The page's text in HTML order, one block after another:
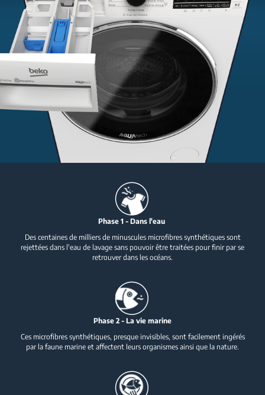
Phase 1 - Dans l'eau
Des centaines de milliers de minuscules microfibres synthétiques sont
rejettées dans l'eau de lavage sans pouvoir être traitées pour finir par se
retrouver dans les océans.
Phase 2 - La vie marine
Ces microfibres synthétiques, presque invisibles, sont facilement ingérés
par la faune marine et affectent leurs organismes ainsi que la nature.